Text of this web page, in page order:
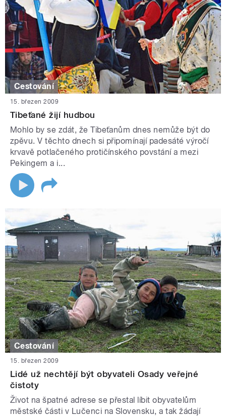
Cestování
15. březen 2009
Tibeťané žijí hudbou
Mohlo by se zdát, že Tibeťanům dnes nemůže být do
zpěvu. V těchto dnech si připomínají padesáté výročí
krvavě potlačeného protičínského povstání a mezi
Pekingem a i...
Cestování
15. březen 2009
Lidé už nechtějí být obyvateli Osady veřejné
čistoty
Život na špatné adrese se přestal líbit obyvatelům
městské části v Lučenci na Slovensku, a tak žádají